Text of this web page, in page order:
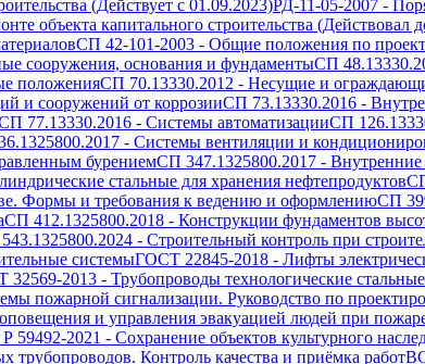
(Действует с 01.09.2023)РД-11-05-2007 -
объекта капитального строительства (Действовал
СП 42-101-2003 - Общие положения по
сооружения, основания и фундаментыСП
положенияСП 70.13330.2012 - Несущие и
и сооружений от коррозииСП 73.13330.2016 -
77.13330.2016 - Системы автоматизацииСП
- Системы вентиляции и
бурениемСП 347.1325800.2017 - Внутренние
стальные для хранения нефтепродуктов
Формы и требования к ведению и оформлениюСП
СП 412.1325800.2018 - Конструкции фундаментов
- Строительный контроль при
системыГОСТ 22845-2018 - Лифты
32569-2013 - Трубопроводы технологические
пожарной сигнализации. Руководство по
и управления эвакуацией людей при
59492-2021 - Сохранение объектов культурного
трубопроводов. Контроль качества и приёмка работ